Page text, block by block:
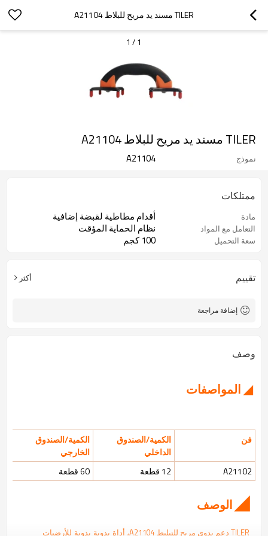
TILER مسند يد مريح للبلاط A21104
1
/
1
TILER مسند يد مريح للبلاط A21104
نموذج A21104
ممتلكات
مادة أقدام مطاطية لقبضة إضافية
التعامل مع المواد نظام الحماية المؤقت
سعة التحميل 100 كجم
تقييم أكثر
إضافة مراجعة
وصف
◢ المواصفات
فن
الكمية/الصندوق
الداخلي
الكمية/الصندوق
الخارجي
A21102
12 قطعة 60 قطعة
◢الوصف
TILER دعم يدوي مريح للتبليط A21104،
أداة يدوية يدوية للأرضيات